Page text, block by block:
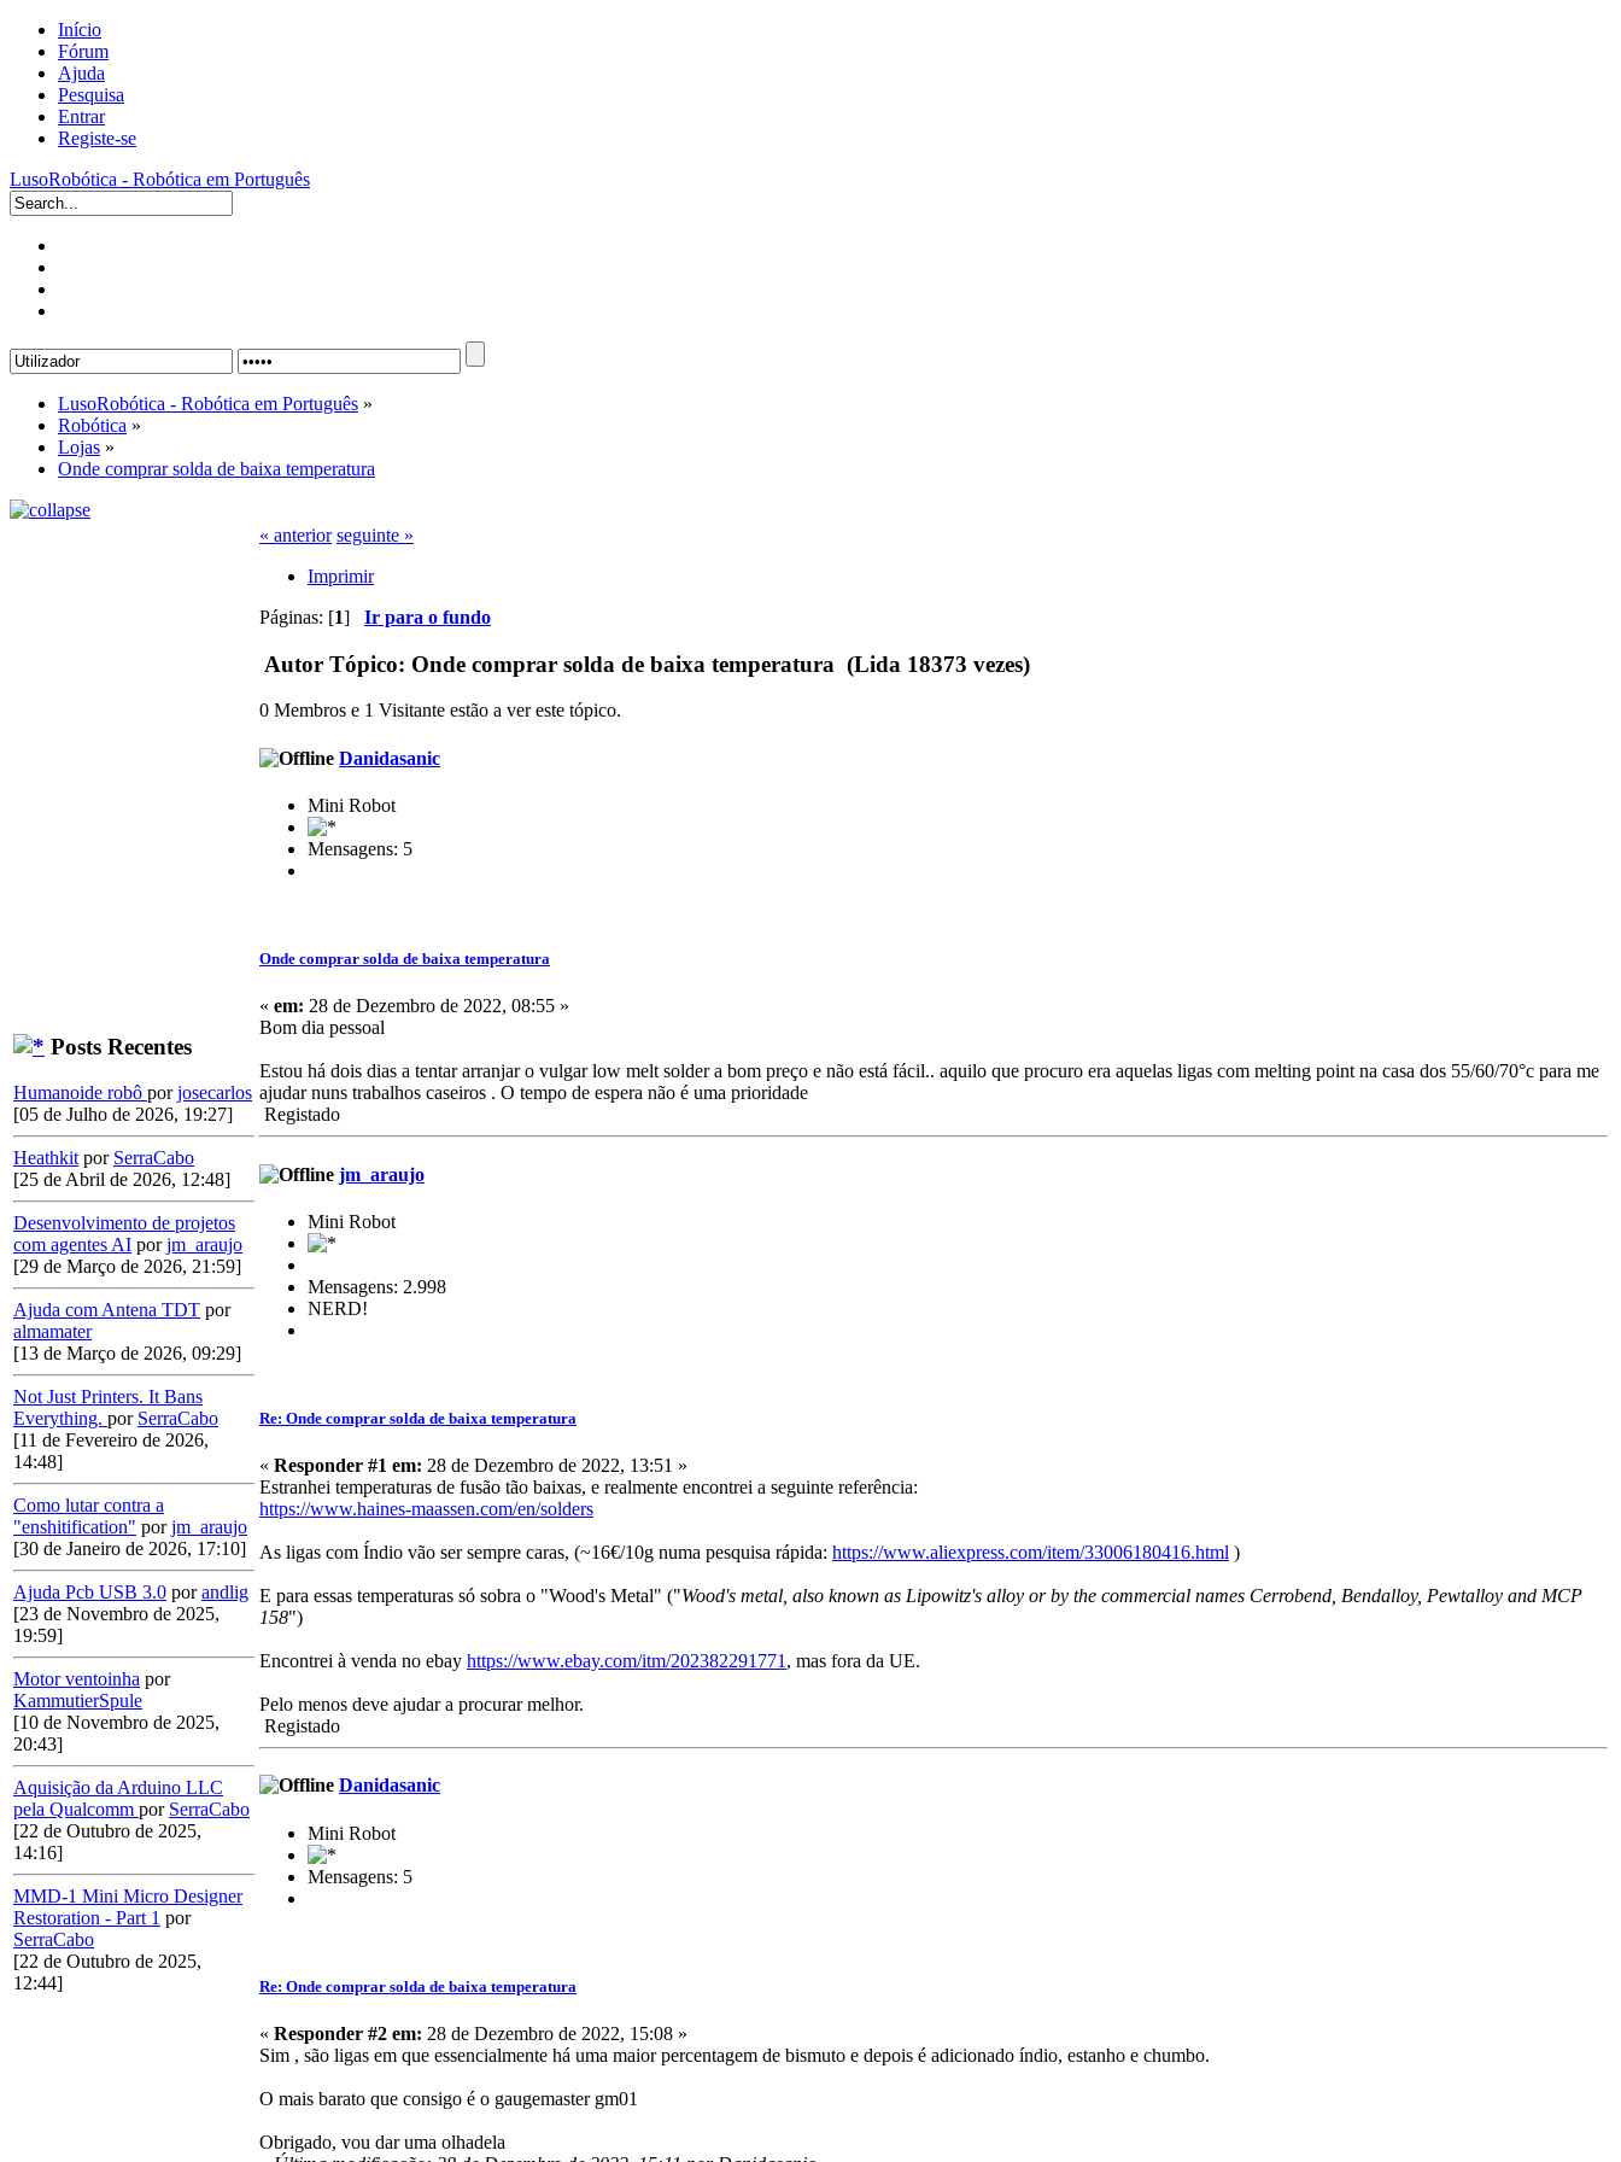
Início
Fórum
Ajuda
Pesquisa
Entrar
Registe-se
LusoRobótica - Robótica em Português
LusoRobótica - Robótica em Português »
Robótica »
Lojas »
Onde comprar solda de baixa temperatura
Posts Recentes
Humanoide robô porjosecarlos
[05 de Julho de 2026, 19:27]
Heathkit por SerraCabo
[25 de Abril de 2026, 12:48]
Desenvolvimento de projetos
com agentes AI porjm_araujo
[29 de Março de 2026, 21:59]
Ajuda com Antena TDT por
almamater
[13 de Março de 2026, 09:29]
Not Just Printers. It Bans
Everything. por SerraCabo
[11 de Fevereiro de 2026,
14:48]
Como lutar contra a
"enshitification" porjm_araujo
[30 de Janeiro de 2026, 17:10]
Ajuda Pcb USB 3.0 porandlig
[23 de Novembro de 2025,
19:59]
Motor ventoinha por
KammutierSpule
[10 de Novembro de 2025,
20:43]
Aquisição da Arduino LLC
pela Qualcomm por SerraCabo
[22 de Outubro de 2025,
14:16]
MMD-1 Mini Micro Designer
Restoration - Part 1 por
SerraCabo
[22 de Outubro de 2025,
12:44]
« anterior seguinte »
Imprimir
Páginas: [1] Ir para o fundo
Autor Tópico: Onde comprar solda de baixa temperatura (Lida 18373 vezes)
0 Membros e 1 Visitante estão a ver este tópico.
Danidasanic
Mini Robot
Mensagens: 5
Onde comprar solda de baixa temperatura
« em: 28 de Dezembro de 2022, 08:55 »
Bom dia pessoal
Estou há dois dias a tentar arranjar o vulgar low melt solder a bom preço e não está fácil.. aquilo que procuro era aquelas ligas com melting point na casa dos 55/60/70°c para me
ajudar nuns trabalhos caseiros . O tempo de espera não é uma prioridade
Registado
jm_araujo
Mini Robot
Mensagens: 2.998
NERD!
Re: Onde comprar solda de baixa temperatura
« Responder #1 em: 28 de Dezembro de 2022, 13:51 »
Estranhei temperaturas de fusão tão baixas, e realmente encontrei a seguinte referência:
https://www.haines-maassen.com/en/solders
As ligas com Índio vão ser sempre caras, (~16€/10g numa pesquisa rápida: https://www.aliexpress.com/item/33006180416.html )
E para essas temperaturas só sobra o "Wood's Metal" ("Wood's metal, also known as Lipowitz's alloy or by the commercial names Cerrobend, Bendalloy, Pewtalloy and MCP
158")
Encontrei à venda no ebay https://www.ebay.com/itm/202382291771 , mas fora da UE.
Pelo menos deve ajudar a procurar melhor.
Registado
Danidasanic
Mini Robot
Mensagens: 5
Re: Onde comprar solda de baixa temperatura
« Responder #2 em: 28 de Dezembro de 2022, 15:08 »
Sim , são ligas em que essencialmente há uma maior percentagem de bismuto e depois é adicionado índio, estanho e chumbo.
O mais barato que consigo é o gaugemaster gm01
Obrigado, vou dar uma olhadela